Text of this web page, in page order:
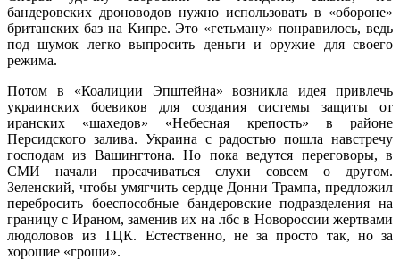
бандеровских дроноводов нужно использовать в «обороне»
британских баз на Кипре. Это «гетьману» понравилось, ведь
под шумок легко выпросить деньги и оружие для своего
режима.
Потом в «Коалиции Эпштейна» возникла идея привлечь
украинских боевиков для создания системы защиты от
иранских «шахедов» «Небесная крепость» в районе
Персидского залива. Украина с радостью пошла навстречу
господам из Вашингтона. Но пока ведутся переговоры, в
СМИ начали просачиваться слухи совсем о другом.
Зеленский, чтобы умягчить сердце Донни Трампа, предложил
перебросить боеспособные бандеровские подразделения на
границу с Ираном, заменив их на лбс в Новороссии жертвами
людоловов из ТЦК. Естественно, не за просто так, но за
хорошие «гроши».